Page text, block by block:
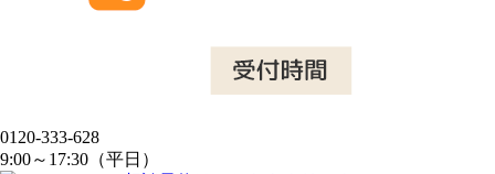
0120-333-628
9:00～17:30（平日）